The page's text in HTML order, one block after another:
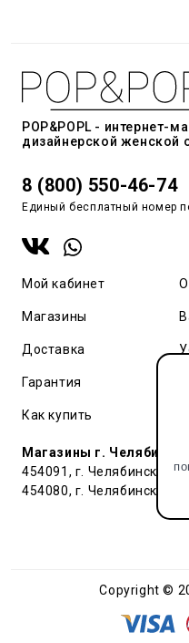
POP&POPL - интернет-
дизайнерской женской
8 (800) 550-46-74
Единый бесплатный номер
Мой кабинет
Магазины
Доставка
Гарантия
Как купить
Магазины г. Челябинск:
454091, г. Челябинск,
454080, г. Челябинск, ул.
Copyright ©